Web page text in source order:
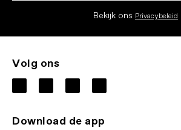
Bekijk ons Privacybeleid
Volg ons
Download de app